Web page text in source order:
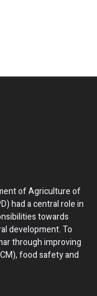
of Agriculture of
had a central role in
towards
development. To
through improving
food safety and